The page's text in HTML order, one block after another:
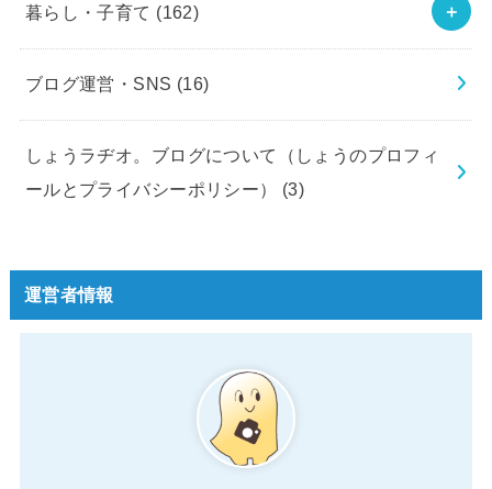
暮らし・子育て (162)
ブログ運営・SNS (16)
しょうラヂオ。ブログについて（しょうのプロフィ
ールとプライバシーポリシー） (3)
運営者情報